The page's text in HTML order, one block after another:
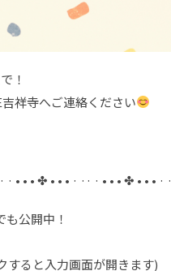
！
祥寺へご連絡ください
· • • • ✤ • • • · ·· · • • • ✤ • • • · ·
公開中！
すると入力画面が開きます)